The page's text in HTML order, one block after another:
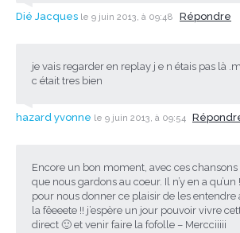
Dié Jacques le 9 juin 2013, à 09:48 Répondre
je vais regarder en replay j e n étais pas là
c était tres bien
hazard yvonne le 9 juin 2013, à 09:54
Encore un bon moment, avec ces
que nous gardons au coeur. Il n’y en a
pour nous donner ce plaisir de les entendre
la fêeeete !! j’espère un jour pouvoir vivre
direct 🙂 et venir faire la fofolle – Mercciiiii